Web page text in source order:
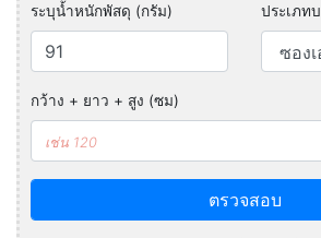
ระบุน้ำหนักพัสดุ (กรัม) ประเภท
กว้าง + ยาว + สูง (ซม)
ตรวจสอบ